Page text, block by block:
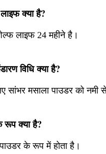
क्या है?
लाइफ 24 महीने है।
विधि क्या है?
सांभर मसाला पाउडर को
रूप क्या है?
के रूप में होता है।